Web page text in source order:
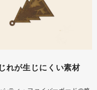
れが生じにくい素材